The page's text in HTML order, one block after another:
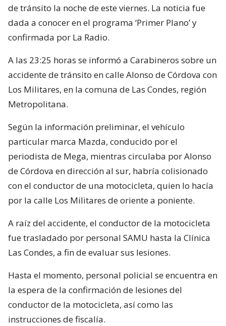
de tránsito la noche de este viernes. La noticia fue
dada a conocer en el programa ‘Primer Plano’ y
confirmada por La Radio.
A las 23:25 horas se informó a Carabineros sobre un
accidente de tránsito en calle Alonso de Córdova con
Los Militares, en la comuna de Las Condes, región
Metropolitana.
Según la información preliminar, el vehículo
particular marca Mazda, conducido por el
periodista de Mega, mientras circulaba por Alonso
de Córdova en dirección al sur, habría colisionado
con el conductor de una motocicleta, quien lo hacía
por la calle Los Militares de oriente a poniente.
A raíz del accidente, el conductor de la motocicleta
fue trasladado por personal SAMU hasta la Clínica
Las Condes, a fin de evaluar sus lesiones.
Hasta el momento, personal policial se encuentra en
la espera de la confirmación de lesiones del
conductor de la motocicleta, así como las
instrucciones de fiscalía.